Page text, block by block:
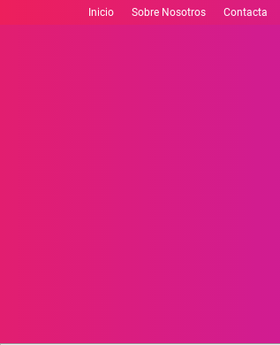
Inicio Sobre Nosotros Contacta